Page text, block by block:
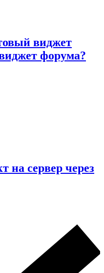
виджет
форума?
на сервер через